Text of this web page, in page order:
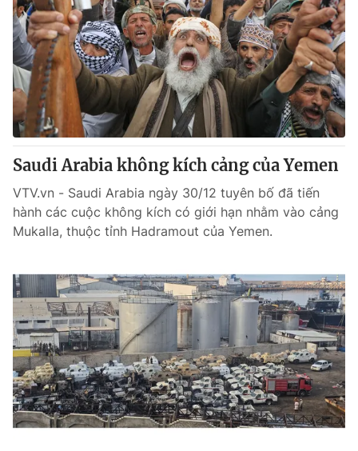
Saudi Arabia không kích cảng của Yemen
VTV.vn - Saudi Arabia ngày 30/12 tuyên bố đã tiến
hành các cuộc không kích có giới hạn nhằm vào cảng
Mukalla, thuộc tỉnh Hadramout của Yemen.